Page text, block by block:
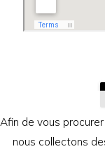
Afin de vous
nous collectons